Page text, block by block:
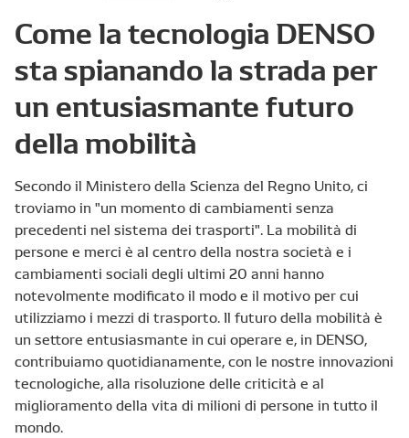
Come la tecnologia DENSO
sta spianando la strada per
un entusiasmante futuro
della mobilità
Secondo il Ministero della Scienza del Regno Unito, ci
troviamo in "un momento di cambiamenti senza
precedenti nel sistema dei trasporti". La mobilità di
persone e merci è al centro della nostra società e i
cambiamenti sociali degli ultimi 20 anni hanno
notevolmente modificato il modo e il motivo per cui
utilizziamo i mezzi di trasporto. Il futuro della mobilità è
un settore entusiasmante in cui operare e, in DENSO,
contribuiamo quotidianamente, con le nostre innovazioni
tecnologiche, alla risoluzione delle criticità e al
miglioramento della vita di milioni di persone in tutto il
mondo.